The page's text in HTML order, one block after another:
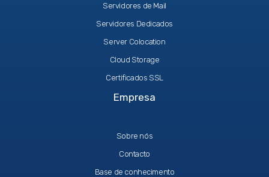
Servidores de Mail
Servidores Dedicados
Server Colocation
Cloud Storage
Certificados SSL
Empresa
Sobre nós
Contacto
Base de conhecimento